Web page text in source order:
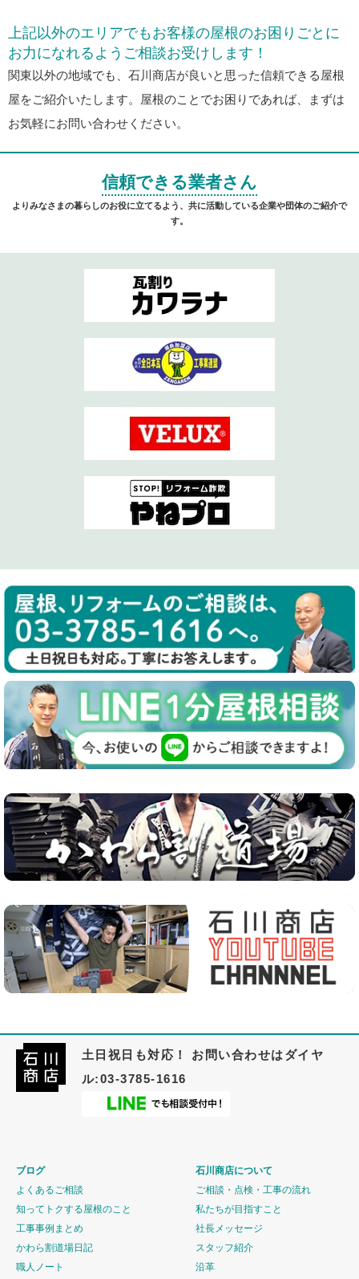
上記以外のエリアでもお客様の屋根のお困りごとに
お力になれるようご相談お受けします！
関東以外の地域でも、石川商店が良いと思った信頼できる屋根
屋をご紹介いたします。屋根のことでお困りであれば、まずは
お気軽にお問い合わせください。
信頼できる業者さん
よりみなさまの暮らしのお役に立てるよう、共に活動している企業や団体のご紹介で
す。
土日祝日も対応！ お問い合わせはダイヤ
ル:03-3785-1616
ブログ
よくあるご相談
知ってトクする屋根のこと
工事事例まとめ
かわら割道場日記
職人ノート
石川商店について
ご相談・点検・工事の流れ
私たちが目指すこと
社長メッセージ
スタッフ紹介
沿革